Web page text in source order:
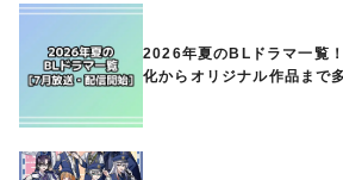
2026年夏のBLドラマ一覧
化からオリジナル作品まで